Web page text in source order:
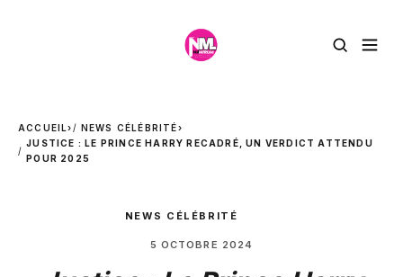
ACCUEIL› NEWS CÉLÉBRITÉ›
JUSTICE : LE PRINCE HARRY RECADRÉ, UN VERDICT ATTENDU
POUR 2025
NEWS CÉLÉBRITÉ
5 OCTOBRE 2024